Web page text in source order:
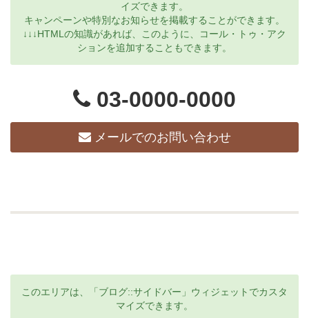
イズできます。
キャンペーンや特別なお知らせを掲載することができます。
↓↓↓HTMLの知識があれば、このように、コール・トゥ・アク
ションを追加することもできます。
03-0000-0000
メールでのお問い合わせ
このエリアは、「ブログ::サイドバー」ウィジェットでカスタ
マイズできます。